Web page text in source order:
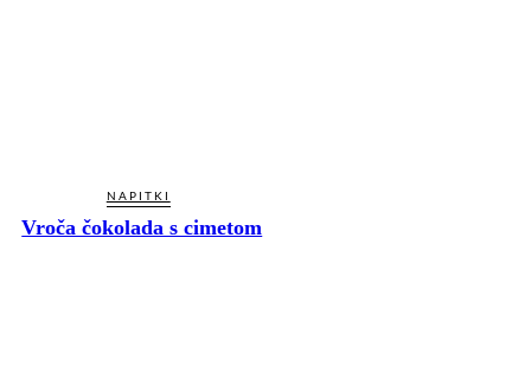
NAPITKI
Vroča čokolada s cimetom